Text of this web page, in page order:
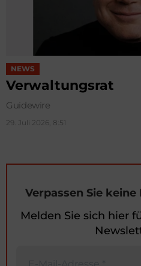
NEWS
Verwaltungsrat
Guidewire
29. Juli 2026, 8:51
Verpassen Sie
Melden Sie sich hier